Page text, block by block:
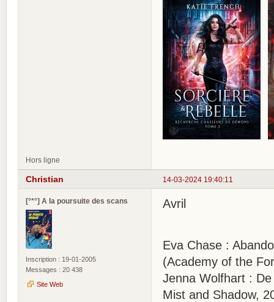
Hors ligne
14-03-2024 19:40:11
Christian
[°*°] A la poursuite des scans
Inscription : 19-01-2005
Messages : 20 438
Site Web
Avril
Eva Chase :
(Academy of the
Jenna Wolfhart :
Mist and Shadow,